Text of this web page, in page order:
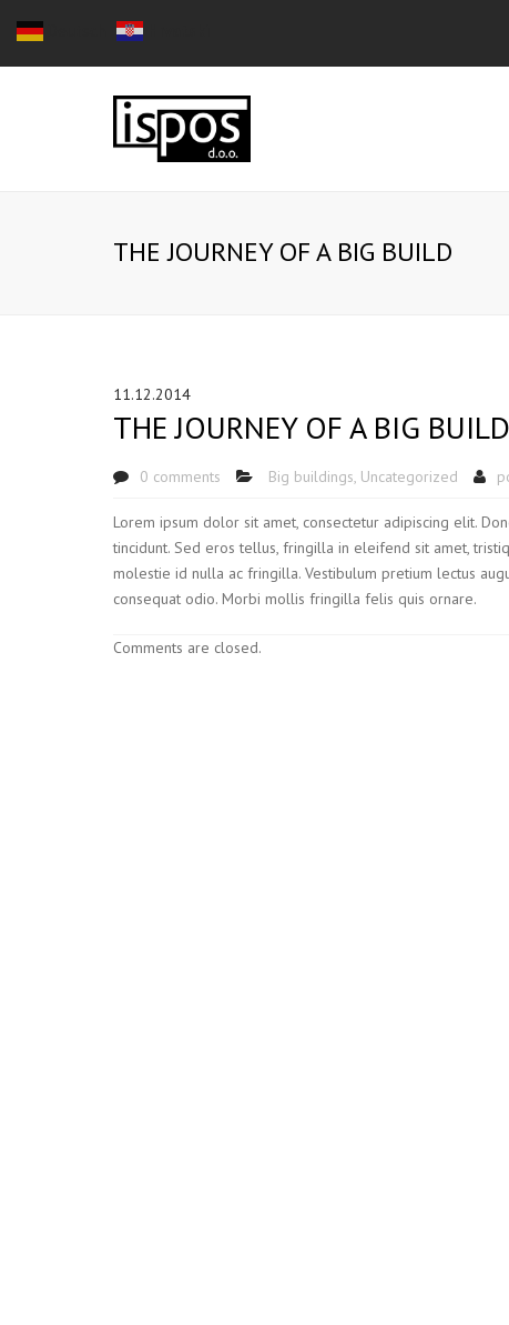
THE JOURNEY OF A BIG BUILD
11.12.2014
THE JOURNEY OF A BIG BUILD
0 comments Big buildings Uncategorized
Lorem ipsum dolor sit amet, consectetur adipiscing elit.
tincidunt. Sed eros tellus, fringilla in eleifend sit amet,
molestie id nulla ac fringilla. Vestibulum pretium lectus
consequat odio. Morbi mollis fringilla felis quis ornare.
Comments are closed.